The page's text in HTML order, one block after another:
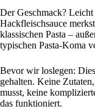
Der Geschmack?
Hackfleischsauce
klassischen Pasta –
typischen Pasta-Koma
Bevor wir loslegen:
gehalten. Keine
musst, keine
das funktioniert.